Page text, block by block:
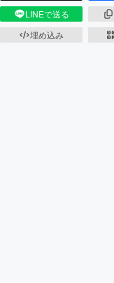
LINEで送る
埋め込み